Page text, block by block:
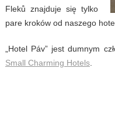
Fleků znajduje się tylko
pare kroków od naszego
„Hotel Páv” jest dumnym
Small Charming Hotels.